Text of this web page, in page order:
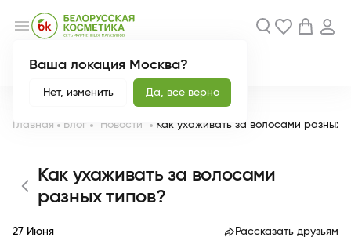
Ваша локация Москва?
Нет, изменить Да, всё верно
menu
Новинки Акции
Главная Блог "Новости" Как ухаживать за волосами разных
Как ухаживать за волосами
разных типов?
27 Июня Рассказать друзьям